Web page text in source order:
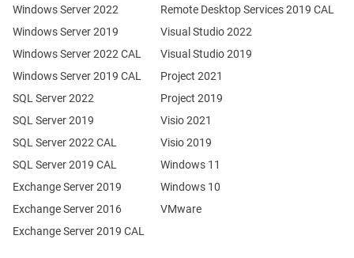
Windows Server 2022
Windows Server 2019
Exchange Server 2019
Exchange Server 2016
SQL Server 2022
SQL Server 2019
Windows Server 2022 CAL
Windows Server 2019 CAL
SQL Server 2022 CAL
SQL Server 2019 CAL
Remote Desktop Services 2019 CAL
Exchange Server 2019 CAL
Visual Studio 2022
Visual Studio 2019
Project 2021
Project 2019
Visio 2021
Visio 2019
Windows 11
Windows 10
VMware